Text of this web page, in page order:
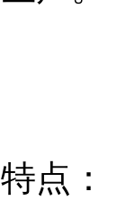
特点：